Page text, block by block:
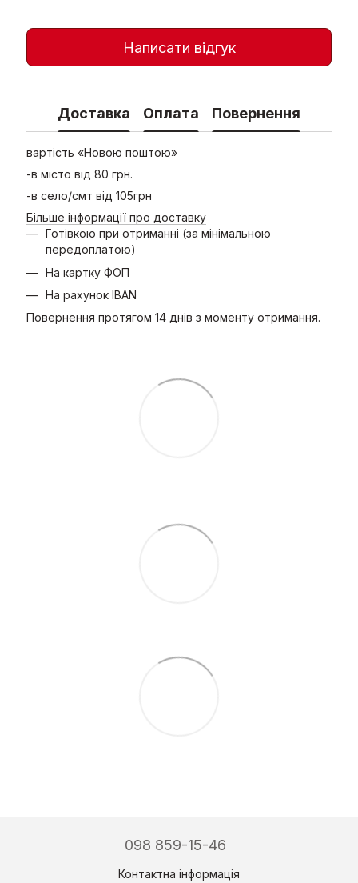
Написати відгук
Доставка Оплата Повернення
вартість «Новою поштою»
-в місто від 80 грн.
-в село/смт від 105грн
Більше інформації про доставку
Готівкою при отриманні (за мінімальною
передоплатою)
На картку ФОП
На рахунок IBAN
Повернення протягом 14 днів з моменту отримання.
098 859-15-46
Контактна інформація